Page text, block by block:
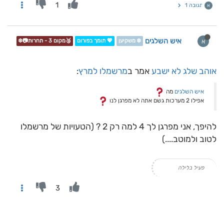
א תגובה 1 1
א איש השלגים ❄️ משקיען 💖 תומך בפורום 🥉מקום 3 - תחרות📷❄️
אוהב שלג לא ישבע אמר במרשמלו למרץ:
איש השלגים מה
אפילו 2 מערכות גשם אתה לא מפרגן לנו
להיפך, אני מפרגן לך 4 למה רק 2 ? (הטעויות של מרשמלו
לטוב ולמוטב....)
פעיל בלילה
3